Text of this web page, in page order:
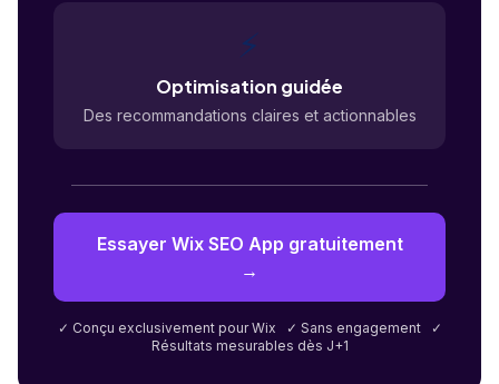
⚡
Optimisation guidée
Des recommandations claires et actionnables
Essayer Wix SEO App gratuitement
→
✓ Conçu exclusivement pour Wix ✓ Sans engagement ✓
Résultats mesurables dès J+1